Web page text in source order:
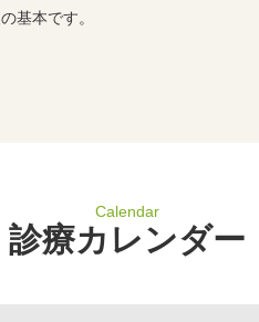
基本です。
Calendar
診療カレンダー